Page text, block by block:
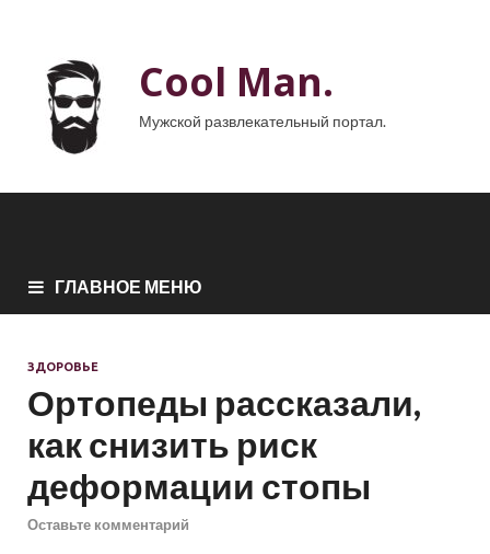
Cool Man.
Мужской развлекательный портал.
ГЛАВНОЕ МЕНЮ
ЗДОРОВЬЕ
Ортопеды рассказали,
как снизить риск
деформации стопы
Оставьте комментарий